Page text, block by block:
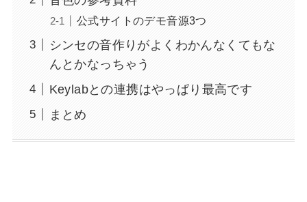
公式サイトのデモ音源3つ
シンセの音作りがよくわかんなくてもな
んとかなっちゃう
Keylabとの連携はやっぱり最高です
まとめ